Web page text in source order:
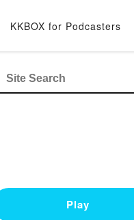
KKBOX for Podcasters
Play